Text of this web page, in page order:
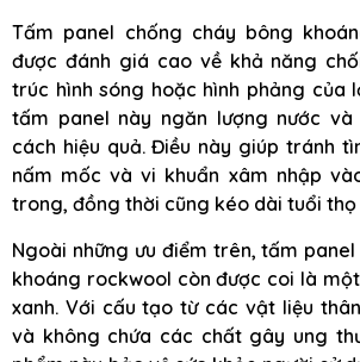
Tấm panel chống cháy bông
được đánh giá cao về khả năng
trúc hình sóng hoặc hình phảng của
tấm panel này ngăn lượng nước
cách hiệu quả. Điều này giúp tránh
nấm mốc và vi khuẩn xâm nhập
trong, đồng thời cũng kéo dài tuổi thọ
Ngoài những ưu điểm trên, tấm
khoáng rockwool còn được coi là
xanh. Với cấu tạo từ các vật liệu
và không chứa các chất gây ung